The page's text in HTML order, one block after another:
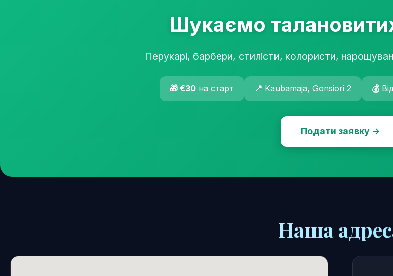
Шукаємо
Перукарі, барбери, стилісти, колористи,
🎁 €30на старт 📍 Kaubamaja, Gonsiori 2 💰
Подати заявку →
Наша